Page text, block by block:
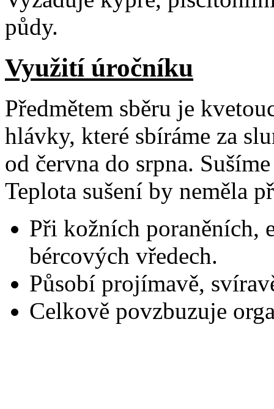
půdy.
Využití úročníku
Předmětem sběru je
hlávky, které sbíráme za
od června do srpna.
Teplota sušení by neměla
Při kožních poraněních,
bércových vředech.
Působí projímavě,
Celkově povzbuzuje